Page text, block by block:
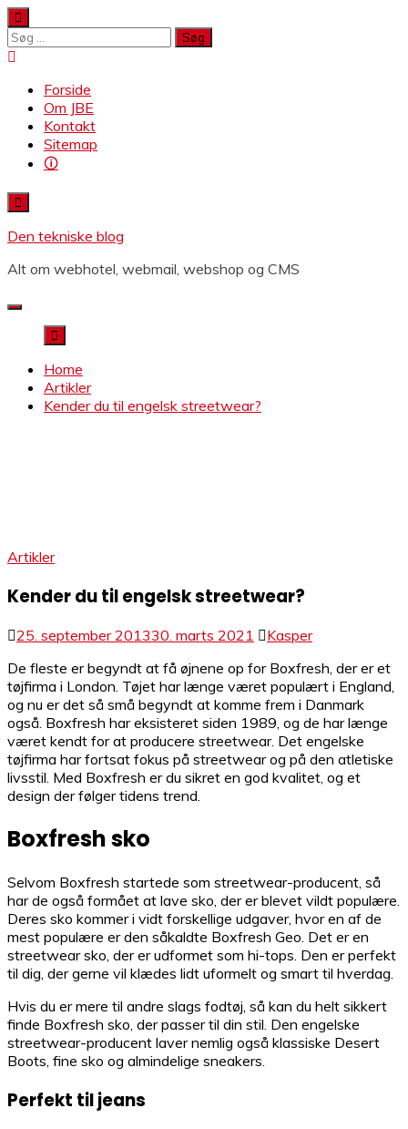
Skip
to
content
Søg
efter:
Forside
Om JBE
Kontakt
Sitemap
🛈
Den tekniske blog
Alt om webhotel, webmail, webshop og CMS
Home
Artikler
Kender du til engelsk streetwear?
Artikler
Kender du til engelsk streetwear?
25. september 201330. marts 2021
Kasper
De fleste er begyndt at få øjnene op for Boxfresh, der er et
tøjfirma i London. Tøjet har længe været populært i England,
og nu er det så små begyndt at komme frem i Danmark
også. Boxfresh har eksisteret siden 1989, og de har længe
været kendt for at producere streetwear. Det engelske
tøjfirma har fortsat fokus på streetwear og på den atletiske
livsstil. Med Boxfresh er du sikret en god kvalitet, og et
design der følger tidens trend.
Boxfresh sko
Selvom Boxfresh startede som streetwear-producent, så
har de også formået at lave sko, der er blevet vildt populære.
Deres sko kommer i vidt forskellige udgaver, hvor en af de
mest populære er den såkaldte Boxfresh Geo. Det er en
streetwear sko, der er udformet som hi-tops. Den er perfekt
til dig, der gerne vil klædes lidt uformelt og smart til hverdag.
Hvis du er mere til andre slags fodtøj, så kan du helt sikkert
finde Boxfresh sko, der passer til din stil. Den engelske
streetwear-producent laver nemlig også klassiske Desert
Boots, fine sko og almindelige sneakers.
Perfekt til jeans